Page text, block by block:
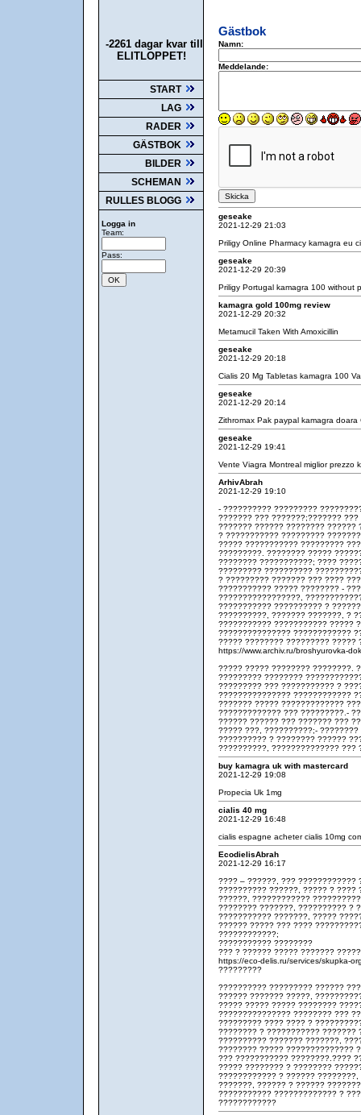
-2261 dagar kvar till
ELITLOPPET!
START
LAG
RADER
GÄSTBOK
BILDER
SCHEMAN
RULLES BLOGG
Logga in
Team:
Pass:
Gästbok
Namn:
Meddelande:
geseake
2021-12-29 21:03
Priligy Online Pharmacy kamagra eu
geseake
2021-12-29 20:39
Priligy Portugal kamagra 100 without
kamagra gold 100mg review
2021-12-29 20:32
Metamucil Taken With Amoxicillin
geseake
2021-12-29 20:18
Cialis 20 Mg Tabletas kamagra 100
geseake
2021-12-29 20:14
Zithromax Pak paypal kamagra doara
geseake
2021-12-29 19:41
Vente Viagra Montreal miglior prezzo
ArhivAbrah
2021-12-29 19:10
- ?????????? ?????????
??????? ??? ???????;???????
??????? ?????? ???????? ??????
? ??????????? ?????????
????? ??????????? ?????????
?????????. ???????? ?????
???????? ???????????; ????
????????? ??????????
? ????????? ??????? ??? ????
??????????? ????? ???????? -
?????????????????,
??????????? ?????????? ?
??????????, ??????? ???????, ?
??????????? ??????????? ?????
??????????????? ????????????
????? ???????? ????????? ?????
https://www.archiv.ru/broshyurovka-
????? ????? ???????? ????????.
????????? ????????
????????? ??? ??????????? ?
??????????????? ????????????
??????? ????? ?????????????
????????????? ??? ?????????.-
?????? ?????? ??? ??????? ???
????? ???, ??????????;-
?????????? ? ???????? ??????
??????????, ?????????????? ???
buy kamagra uk with mastercard
2021-12-29 19:08
Propecia Uk 1mg
cialis 40 mg
2021-12-29 16:48
cialis espagne acheter cialis 10mg
EcodielisAbrah
2021-12-29 16:17
???? – ??????, ??? ????????????
?????????? ??????, ????? ? ????
??????, ????????????
???????? ???????, ?????????? ?
??????????? ???????, ?????
?????? ????? ??? ????
????????????;
??????????? ????????
??? ? ?????? ????? ???????
https://eco-delis.ru/services/skupka-
?????????
?????????? ????????? ??????
?????? ??????? ?????,
????? ????? ????? ????????
??????????????? ???????? ???
????????? ???? ???? ?
???????? ? ??????????? ???????
?????????? ??????? ???????,
???????? ????? ??????????????
??? ??????????? ????????.????
????? ???????? ? ????????
???????????? ? ??????
???????, ?????? ? ??????
??????????? ????????????? ?
????????????